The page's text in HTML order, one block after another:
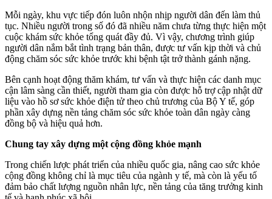
Mỗi ngày, khu vực tiếp đón luôn nhộn nhịp người dân đến làm thủ
tục. Nhiều người trong số đó đã nhiều năm chưa từng thực hiện một
cuộc khám sức khỏe tổng quát đầy đủ. Vì vậy, chương trình giúp
người dân nắm bắt tình trạng bản thân, được tư vấn kịp thời và chủ
động chăm sóc sức khỏe trước khi bệnh tật trở thành gánh nặng.
Bên cạnh hoạt động thăm khám, tư vấn và thực hiện các danh mục
cận lâm sàng cần thiết, người tham gia còn được hỗ trợ cập nhật dữ
liệu vào hồ sơ sức khỏe điện tử theo chủ trương của Bộ Y tế, góp
phần xây dựng nền tảng chăm sóc sức khỏe toàn dân ngày càng
đồng bộ và hiệu quả hơn.
Chung tay xây dựng một cộng đồng khỏe mạnh
Trong chiến lược phát triển của nhiều quốc gia, nâng cao sức khỏe
cộng đồng không chỉ là mục tiêu của ngành y tế, mà còn là yếu tố
đảm bảo chất lượng nguồn nhân lực, nền tảng của tăng trưởng kinh